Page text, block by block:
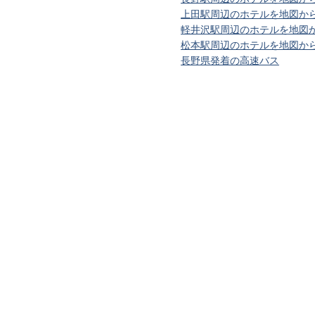
上田駅周辺のホテルを地図か
軽井沢駅周辺のホテルを地図
松本駅周辺のホテルを地図か
長野県発着の高速バス